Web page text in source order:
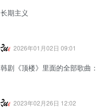
长期主义
2026年01月02日 09:01
韩剧《顶楼》里面的全部歌曲：
2023年02月26日 12:02